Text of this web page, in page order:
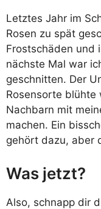
Letztes Jahr im
Rosen zu spät
Frostschäden und
nächste Mal war
geschnitten. Der
Rosensorte blühte
Nachbarn mit
machen. Ein
gehört dazu, aber
Was jetzt?
Also, schnapp dir